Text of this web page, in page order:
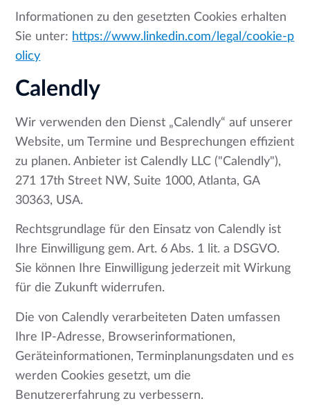
Informationen zu den gesetzten Cookies erhalten
Sie unter: https://www.linkedin.com/legal/cookie-p
olicy
Calendly
Wir verwenden den Dienst „Calendly“ auf unserer
Website, um Termine und Besprechungen effizient
zu planen. Anbieter ist Calendly LLC ("Calendly"),
271 17th Street NW, Suite 1000, Atlanta, GA
30363, USA.
Rechtsgrundlage für den Einsatz von Calendly ist
Ihre Einwilligung gem. Art. 6 Abs. 1 lit. a DSGVO.
Sie können Ihre Einwilligung jederzeit mit Wirkung
für die Zukunft widerrufen.
Die von Calendly verarbeiteten Daten umfassen
Ihre IP-Adresse, Browserinformationen,
Geräteinformationen, Terminplanungsdaten und es
werden Cookies gesetzt, um die
Benutzererfahrung zu verbessern.